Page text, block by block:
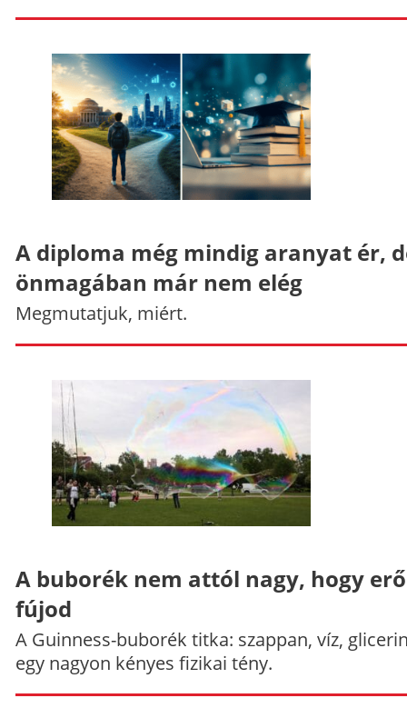
A diploma még mindig aranyat ér,
önmagában már nem elég
Megmutatjuk, miért.
A buborék nem attól nagy, hogy
fújod
A Guinness-buborék titka: szappan, víz,
egy nagyon kényes fizikai tény.